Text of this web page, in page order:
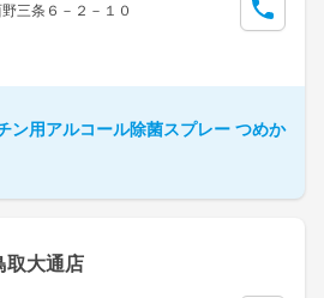
三条６－２－１０
ン用アルコール除菌スプレー つめか
取大通店